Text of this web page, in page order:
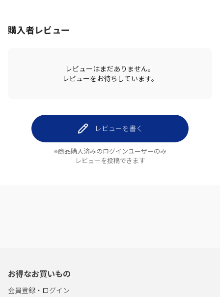
購入者レビュー
レビューはまだありません。
レビューをお待ちしています。
レビューを書く
※商品購入済みのログインユーザーのみ
レビューを投稿できます
お得なお買いもの
会員登録・ログイン